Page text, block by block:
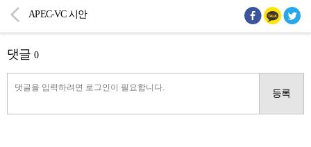
APEC-VC 시안
댓글 0
등록